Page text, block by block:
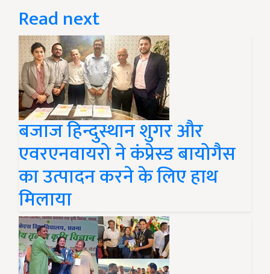
Read next
बजाज हिन्दुस्थान शुगर और
एवरएनवायरो ने कंप्रेस्ड बायोगैस
का उत्पादन करने के लिए हाथ
मिलाया